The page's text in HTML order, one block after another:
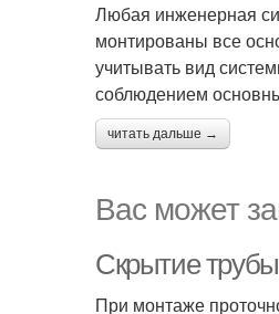
Любая инженерная
монтированы все
учитывать вид
соблюдением
читать дальше →
Вас может
Скрытие
При монтаже